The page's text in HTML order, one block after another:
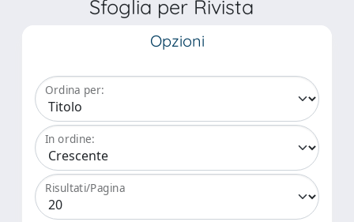
Sfoglia per Rivista
Opzioni
Ordina per:
In ordine:
Risultati/Pagina